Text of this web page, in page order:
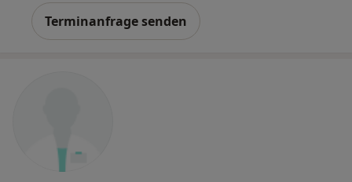
Terminanfrage senden